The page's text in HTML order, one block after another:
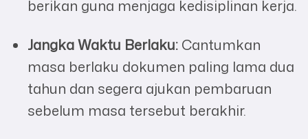
berikan guna menjaga kedisiplinan kerja.
Jangka Waktu Berlaku: Cantumkan
masa berlaku dokumen paling lama dua
tahun dan segera ajukan pembaruan
sebelum masa tersebut berakhir.